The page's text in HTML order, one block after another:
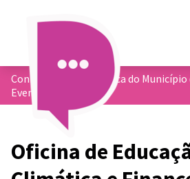
Conformidade Climática do Município
Eventos realizados
Oficina de